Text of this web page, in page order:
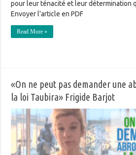
pour leur ténacité et leur détermination
Envoyer l'article en PDF
Read More »
«On ne peut pas demander une
la loi Taubira» Frigide Barjot